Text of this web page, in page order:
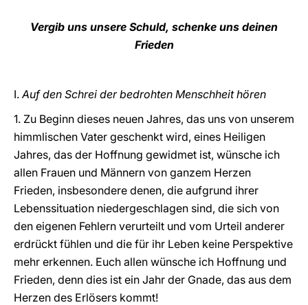
Vergib uns unsere Schuld, schenke uns deinen
Frieden
I.Auf den Schrei der bedrohten Menschheit hören
1. Zu Beginn dieses neuen Jahres, das uns von unserem
himmlischen Vater geschenkt wird, eines Heiligen
Jahres, das der Hoffnung gewidmet ist, wünsche ich
allen Frauen und Männern von ganzem Herzen
Frieden, insbesondere denen, die aufgrund ihrer
Lebenssituation niedergeschlagen sind, die sich von
den eigenen Fehlern verurteilt und vom Urteil anderer
erdrückt fühlen und die für ihr Leben keine Perspektive
mehr erkennen. Euch allen wünsche ich Hoffnung und
Frieden, denn dies ist ein Jahr der Gnade, das aus dem
Herzen des Erlösers kommt!